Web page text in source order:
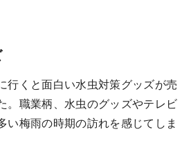
行くと面白い水虫対策グッズが売
。職業柄、水虫のグッズやテレビ
い梅雨の時期の訪れを感じてしま